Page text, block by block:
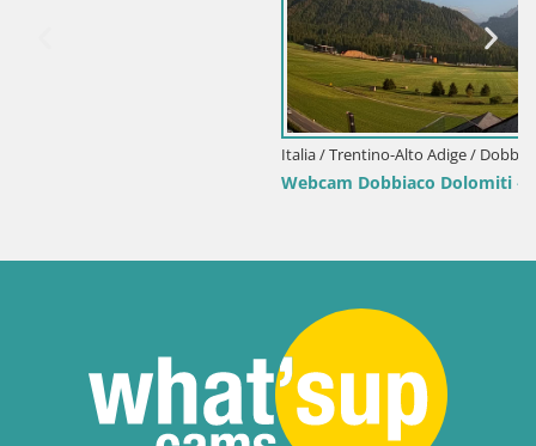
Italia / Trentino-Alto Adige / Dobbiaco
Webcam Dobbiaco Dolomiti – Vista dall’Hotel Rosengarten